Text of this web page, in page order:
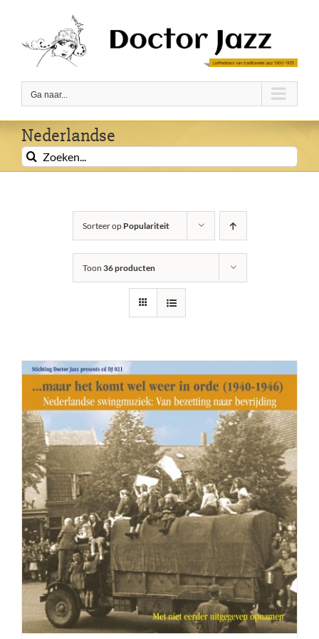
inhoud
Ga naar...
Nederlandse
Zoeken
naar:
Sorteer op Populariteit
Toon 36 producten